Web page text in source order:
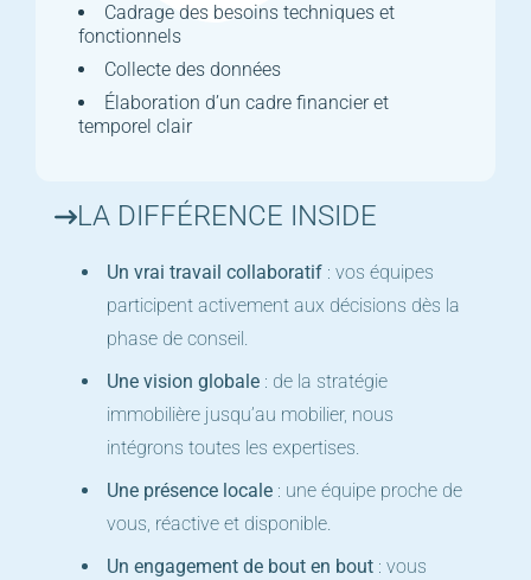
Cadrage des besoins techniques et
fonctionnels
Collecte des données
Élaboration d’un cadre financier et
temporel clair
LA DIFFÉRENCE INSIDE
Un vrai travail collaboratif : vos équipes
participent activement aux décisions dès la
phase de conseil.
Une vision globale : de la stratégie
immobilière jusqu’au mobilier, nous
intégrons toutes les expertises.
Une présence locale : une équipe proche de
vous, réactive et disponible.
Un engagement de bout en bout : vous